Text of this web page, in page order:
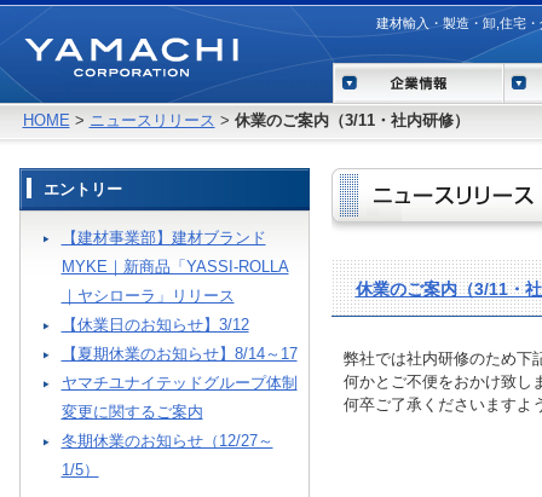
建材輸入・製造・卸,住宅
HOME > ニュースリリース > 休業のご案内（3/11・社内研修）
休業のご案内（3/11・
弊社では社内研修のため下
何かとご不便をおかけ致し
何卒ご了承くださいますよ
エントリー
【建材事業部】建材ブランド
MYKE｜新商品「YASSI-ROLLA
｜ヤシローラ」リリース
【休業日のお知らせ】3/12
【夏期休業のお知らせ】8/14～17
ヤマチユナイテッドグループ体制
変更に関するご案内
冬期休業のお知らせ（12/27～
1/5）